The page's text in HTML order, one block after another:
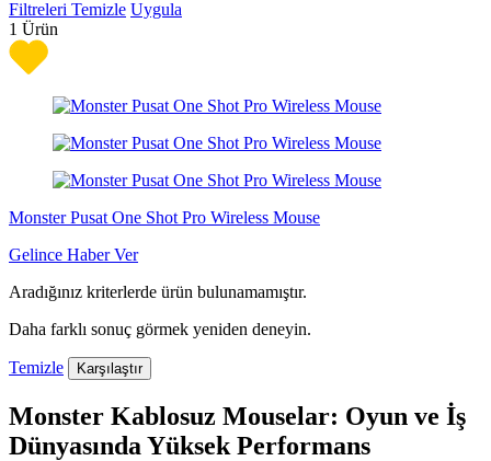
Filtreleri Temizle Uygula
1 Ürün
Monster Pusat One Shot Pro Wireless Mouse
Gelince Haber Ver
Aradığınız kriterlerde ürün bulunamamıştır.
Daha farklı sonuç görmek yeniden deneyin.
Temizle Karşılaştır
Monster Kablosuz Mouselar: Oyun ve İş
Dünyasında Yüksek Performans